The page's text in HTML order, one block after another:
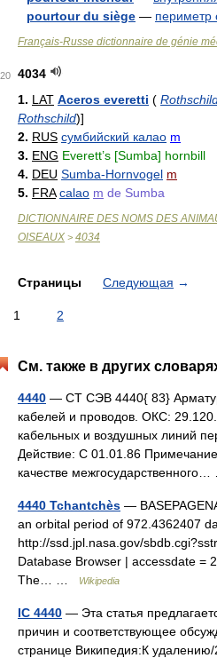
pourtour du siège — периметр
Français-Russe dictionnaire de génie
20
4034
1. LAT Aceros everetti (
Rothschild)]
2. RUS сумбийский калао m
3. ENG Everett’s [Sumba] hornbill
4. DEU Sumba-Hornvogel m
5. FRA calao m de Sumba
DICTIONNAIRE DES NOMS DES
OISEAUX > 4034
Страницы Следующая →
1 2
См. также в других
4440 — СТ СЭВ 4440{ 83}
кабелей и проводов. ОКС:
кабельных и воздушных линий
Действие: С 01.01.86
качестве
4440 Tchantchès —
an orbital period of 972.4362407
http://ssd.jpl.nasa.gov/
Database Browser | accessdate =
The… …
Wikipedia
IC 4440 — Эта статья
причин и соответствующее
странице Википедия:К